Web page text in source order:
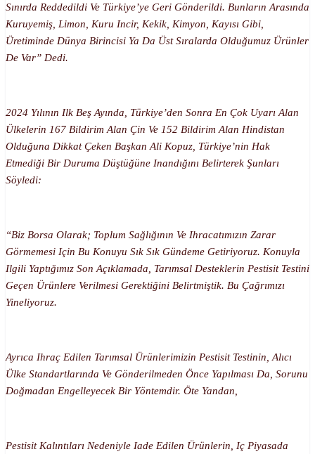
Sınırda Reddedildi Ve Türkiye’ye Geri Gönderildi. Bunların Arasında
Kuruyemiş, Limon, Kuru Incir, Kekik, Kimyon, Kayısı Gibi,
Üretiminde Dünya Birincisi Ya Da Üst Sıralarda Olduğumuz Ürünler
De Var” Dedi.
2024 Yılının Ilk Beş Ayında, Türkiye’den Sonra En Çok Uyarı Alan
Ülkelerin 167 Bildirim Alan Çin Ve 152 Bildirim Alan Hindistan
Olduğuna Dikkat Çeken Başkan Ali Kopuz, Türkiye’nin Hak
Etmediği Bir Duruma Düştüğüne Inandığını Belirterek Şunları
Söyledi:
“Biz Borsa Olarak; Toplum Sağlığının Ve Ihracatımızın Zarar
Görmemesi Için Bu Konuyu Sık Sık Gündeme Getiriyoruz. Konuyla
Ilgili Yaptığımız Son Açıklamada, Tarımsal Desteklerin Pestisit Testini
Geçen Ürünlere Verilmesi Gerektiğini Belirtmiştik. Bu Çağrımızı
Yineliyoruz.
Ayrıca Ihraç Edilen Tarımsal Ürünlerimizin Pestisit Testinin, Alıcı
Ülke Standartlarında Ve Gönderilmeden Önce Yapılması Da, Sorunu
Doğmadan Engelleyecek Bir Yöntemdir. Öte Yandan,
Pestisit Kalıntıları Nedeniyle Iade Edilen Ürünlerin, Iç Piyasada